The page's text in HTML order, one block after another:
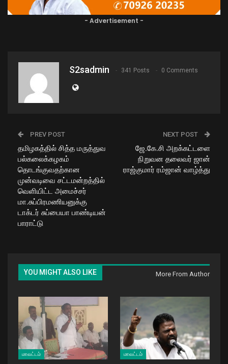
- Advertisement -
S2sadmin 341 Posts 0 Comments
PREV POST
தமிழகத்தில் சித்த மருத்துவ
பல்கலைக்கழகம்
தொடங்குவதற்கான
முன்வடிவை சட்டமன்றத்தில்
வெளியிட்ட அமைச்சர்
மா.சுப்பிரமணியனுக்கு
டாக்டர் சுப்பையா பாண்டியன்
பாராட்டு
NEXT POST
ஜே.கே.சி அறக்கட்டளை
நிறுவன தலைவர் ஜான்
ராஜ்குமார் ரம்ஜான் வாழ்த்து
YOU MIGHT ALSO LIKE More From Author
மாவட்டம் மாவட்டம்